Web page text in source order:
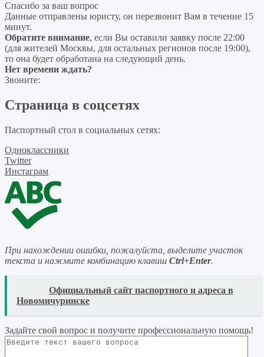
Спасибо за ваш вопрос
Данные отправлены юристу, он перезвонит Вам в течение 15
минут.
Обратите внимание, если Вы оставили заявку после 22:00
(для жителей Москвы, для остальных регионов после 19:00),
то она будет обработана на следующий день.
Нет времени ждать?
Звоните:
Страница в соцсетях
Паспортный стол в социальных сетях:
Одноклассники
Twitter
Инстаграм
При нахождении ошибки, пожалуйста, выделите участок
текста и нажмите комбинацию клавиш Ctrl+Enter.
Официальный сайт паспортного и адреса в
Новомичуринске
Задайте свой вопрос и получите профессиональную помощь!